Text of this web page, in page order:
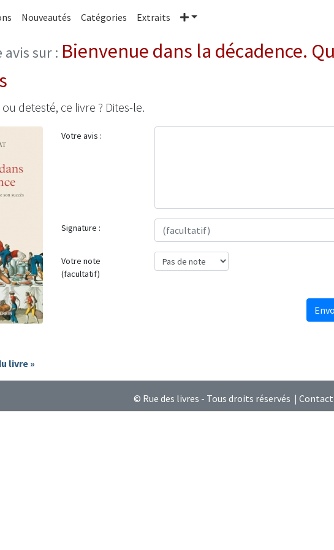
Nouveautés Catégories Extraits Plus
sur : Bienvenue dans la décadence.
detesté, ce livre ? Dites-le.
Votre avis :
Signature :
Votre note
(facultatif)
livre »
© Rue des livres - Tous droits réservés | Contact